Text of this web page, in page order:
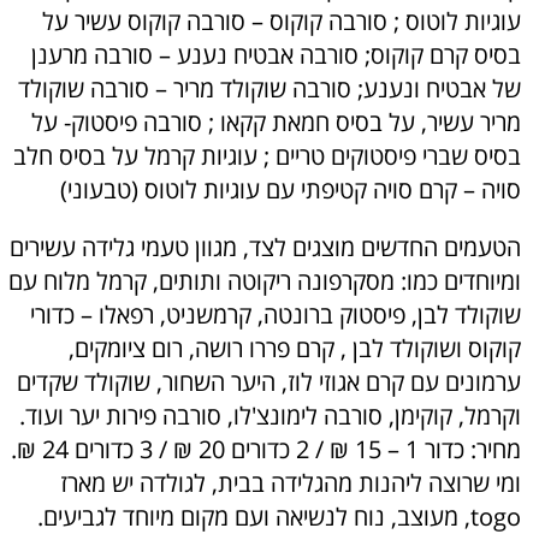
עוגיות לוטוס ; סורבה קוקוס – סורבה קוקוס עשיר על
בסיס קרם קוקוס; סורבה אבטיח נענע – סורבה מרענן
של אבטיח ונענע; סורבה שוקולד מריר – סורבה שוקולד
מריר עשיר, על בסיס חמאת קקאו ; סורבה פיסטוק- על
בסיס שברי פיסטוקים טריים ; עוגיות קרמל על בסיס חלב
סויה – קרם סויה קטיפתי עם עוגיות לוטוס (טבעוני)
הטעמים החדשים מוצגים לצד, מגוון טעמי גלידה עשירים
ומיוחדים כמו: מסקרפונה ריקוטה ותותים, קרמל מלוח עם
שוקולד לבן, פיסטוק ברונטה, קרמשניט, רפאלו – כדורי
קוקוס ושוקולד לבן , קרם פררו רושה, רום ציומקים,
ערמונים עם קרם אגוזי לוז, היער השחור, שוקולד שקדים
וקרמל, קוקימן, סורבה לימונצ'לו, סורבה פירות יער ועוד.
מחיר: כדור 1 – 15 ₪ / 2 כדורים 20 ₪ / 3 כדורים 24 ₪.
ומי שרוצה ליהנות מהגלידה בבית, לגולדה יש מארז
togo, מעוצב, נוח לנשיאה ועם מקום מיוחד לגביעים.